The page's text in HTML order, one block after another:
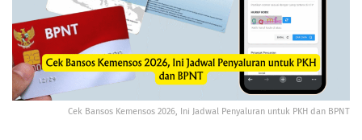
Cek Bansos Kemensos 2026, Ini Jadwal Penyaluran untuk PKH dan BPNT